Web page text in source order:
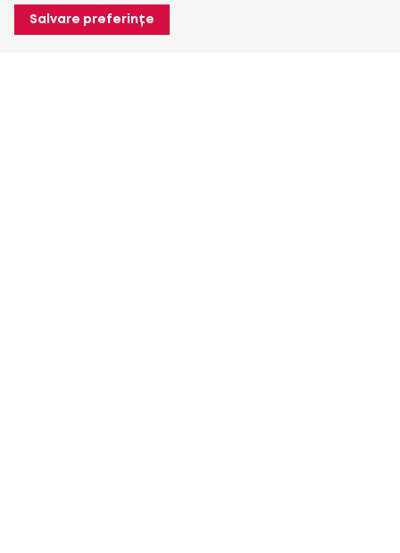
Salvare preferințe